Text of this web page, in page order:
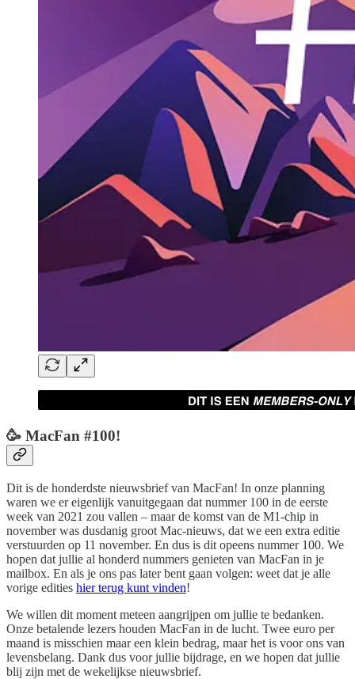
🥳 MacFan #100!
Dit is de honderdste nieuwsbrief van MacFan! In onze planning
waren we er eigenlijk vanuitgegaan dat nummer 100 in de eerste
week van 2021 zou vallen – maar de komst van de M1-chip in
november was dusdanig groot Mac-nieuws, dat we een extra editie
verstuurden op 11 november. En dus is dit opeens nummer 100. We
hopen dat jullie al honderd nummers genieten van MacFan in je
mailbox. En als je ons pas later bent gaan volgen: weet dat je alle
vorige edities hier terug kunt vinden!
We willen dit moment meteen aangrijpen om jullie te bedanken.
Onze betalende lezers houden MacFan in de lucht. Twee euro per
maand is misschien maar een klein bedrag, maar het is voor ons van
levensbelang. Dank dus voor jullie bijdrage, en we hopen dat jullie
blij zijn met de wekelijkse nieuwsbrief.